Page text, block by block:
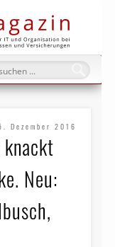
Dezember 2016
Neu: